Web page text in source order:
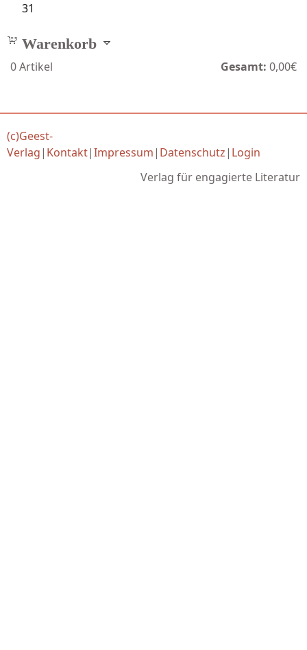
31
Warenkorb
0Artikel Gesamt: 0,00€
(c)Geest-
Verlag| Kontakt|Impressum| Datenschutz| Login
Verlag für engagierte Literatur